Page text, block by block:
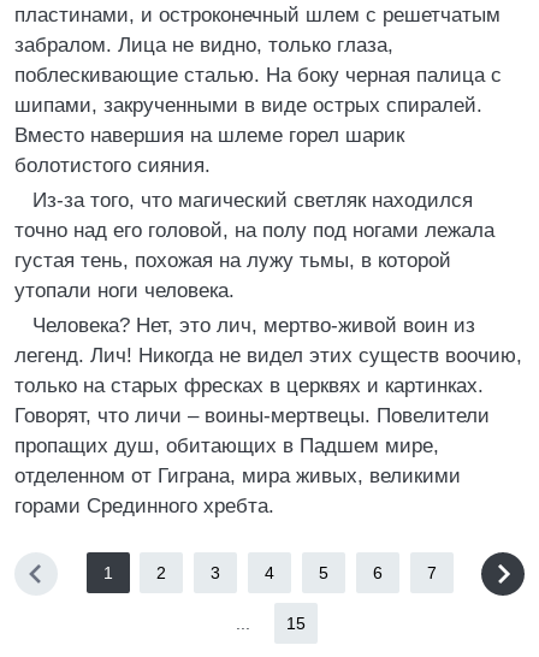
пластинами, и остроконечный шлем с решетчатым
забралом. Лица не видно, только глаза,
поблескивающие сталью. На боку черная палица с
шипами, закрученными в виде острых спиралей.
Вместо навершия на шлеме горел шарик
болотистого сияния.
Из-за того, что магический светляк находился
точно над его головой, на полу под ногами лежала
густая тень, похожая на лужу тьмы, в которой
утопали ноги человека.
Человека? Нет, это лич, мертво-живой воин из
легенд. Лич! Никогда не видел этих существ воочию,
только на старых фресках в церквях и картинках.
Говорят, что личи – воины-мертвецы. Повелители
пропащих душ, обитающих в Падшем мире,
отделенном от Гиграна, мира живых, великими
горами Срединного хребта.
1 2 3 4 5 6 7
15